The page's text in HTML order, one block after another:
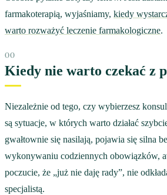
farmakoterapią, wyjaśniamy, kiedy
warto rozważyć leczenie farmakologiczne.
Kiedy nie warto czekać z
Niezależnie od tego, czy wybierzesz
są sytuacje, w których warto działać
gwałtownie się nasilają, pojawia się silna
wykonywaniu codziennych obowiązków,
poczucie, że „już nie daję rady”, nie
specjalistą.